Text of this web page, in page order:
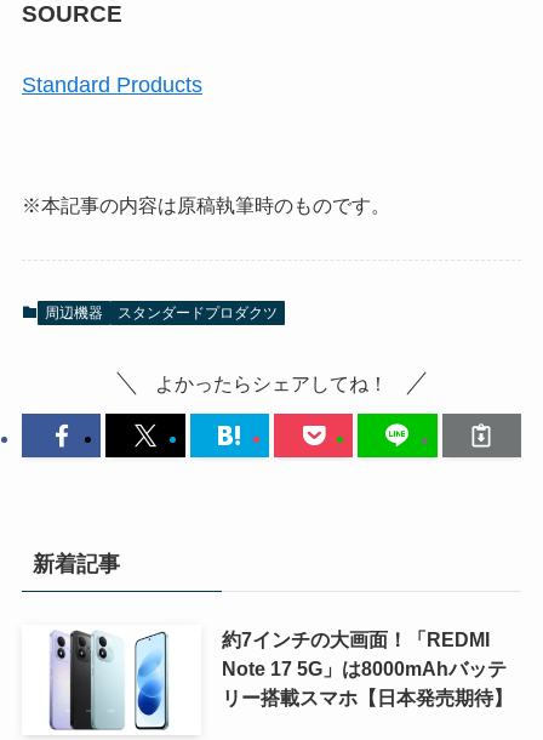
SOURCE
Standard Products
※本記事の内容は原稿執筆時のものです。
周辺機器 スタンダードプロダクツ
よかったらシェアしてね！
新着記事
約7インチの大画面！「REDMI
Note 17 5G」は8000mAhバッテ
リー搭載スマホ【日本発売期待】